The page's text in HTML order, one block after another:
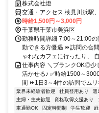
株式会社燈
交通・アクセス 検見川浜駅
良好！
時給1,500円～3,000円
千葉県千葉市美浜区
勤務時間詳細 7:00～21:00
勤できる方優遇 ⏩訪問の合
ゃれなカフェに行ったり、
仕事内容 ＼ブランクOK◎少
活かせる♪ ✅時給1500～
間 ⏩1日3～4件の訪問でム
業界未経験者歓迎 社員登用あり 週
主婦・主夫歓迎
資格取得支援あり
車通勤OK
固定時間制 学生歓迎